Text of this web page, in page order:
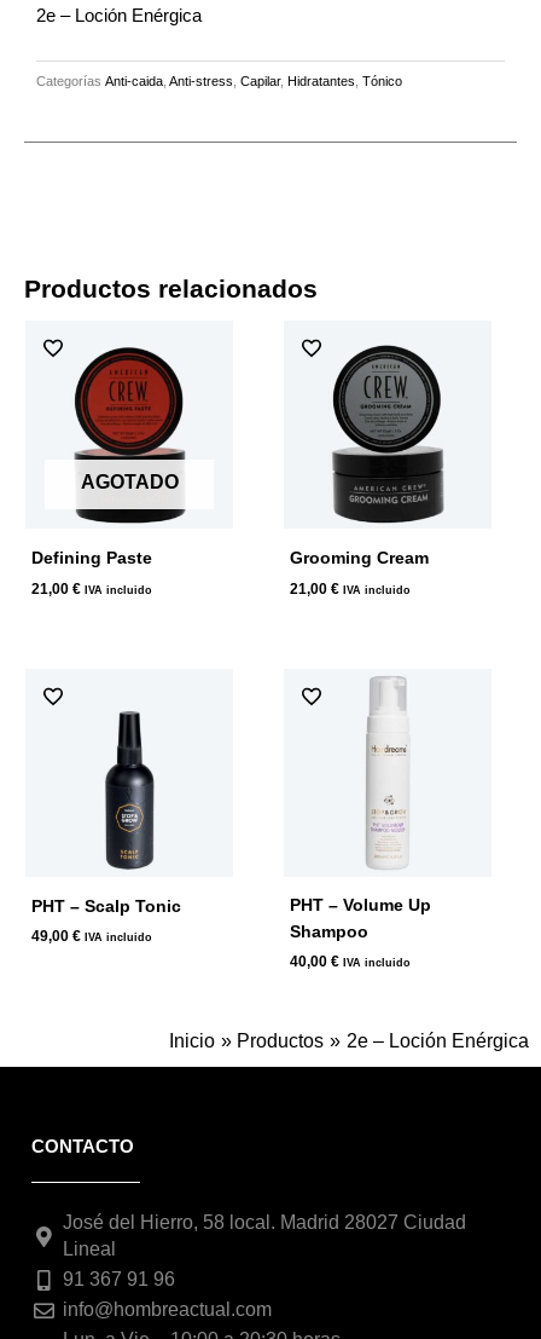
2e – Loción Enérgica
Categorías Anti-caida Anti-stress Capilar, Hidratantes Tónico
Productos relacionados
AGOTADO
Defining Paste
21,00 € IVA incluido
Grooming Cream
21,00 € IVA incluido
PHT – Scalp Tonic
49,00 € IVA incluido
PHT – Volume Up
Shampoo
40,00 € IVA incluido
Inicio Productos 2e – Loción Enérgica
CONTACTO
José del Hierro, 58 local. Madrid 28027 Ciudad
Lineal
91 367 91 96
info@hombreactual.com